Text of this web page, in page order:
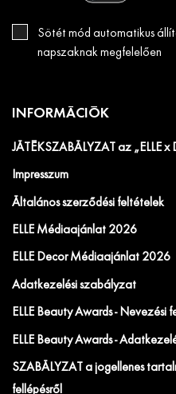
Sötét mód automatikus
napszaknak megfelelően
INFORMÁCIÓK
JÁTÉKSZABÁLYZAT az „ELLE
Impresszum
Általános szerződési feltételek
ELLE Médiaajánlat 2026
ELLE Decor Médiaajánlat 2026
Adatkezelési szabályzat
ELLE Beauty Awards - Nevezési
ELLE Beauty Awards -
SZABÁLYZAT a jogellenes
fellépésről